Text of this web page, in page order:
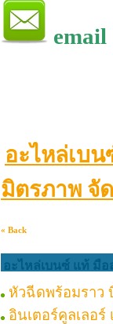
อะไหล่เบ
มิตรภาพ จั
« Back
อะไหล่เบนซ์ แท้ มือ
หัวฉีดพร้อมราว
อินเตอร์คูลเลอร์